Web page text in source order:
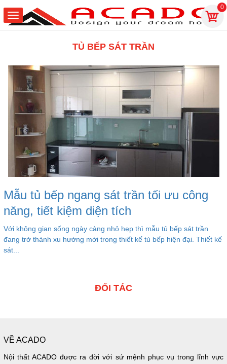
0
TỦ BẾP SÁT TRẦN
Mẫu tủ bếp ngang sát trần tối ưu công
năng, tiết kiệm diện tích
Với không gian sống ngày càng nhỏ hẹp thì mẫu tủ bếp sát trần
đang trở thành xu hướng mới trong thiết kế tủ bếp hiện đại. Thiết kế
sát...
ĐỐI TÁC
VỀ ACADO
Nội thất ACADO được ra đời với sứ mệnh phục vụ trong lĩnh vực